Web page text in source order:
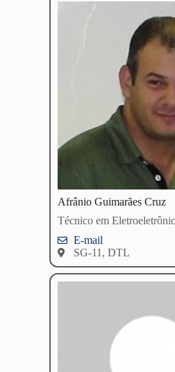
Afrânio Guimarães Cruz
Técnico em
E-mail
SG-11, DTL